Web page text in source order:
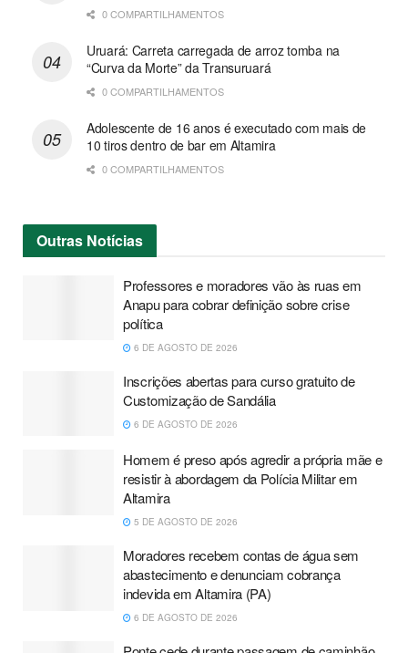
0 COMPARTILHAMENTOS
Uruará: Carreta carregada de arroz tomba na
“Curva da Morte” da Transuruará
0 COMPARTILHAMENTOS
Adolescente de 16 anos é executado com mais de
10 tiros dentro de bar em Altamira
0 COMPARTILHAMENTOS
Outras Notícias
Professores e moradores vão às ruas em
Anapu para cobrar definição sobre crise
política
6 DE AGOSTO DE 2026
Inscrições abertas para curso gratuito de
Customização de Sandália
6 DE AGOSTO DE 2026
Homem é preso após agredir a própria mãe e
resistir à abordagem da Polícia Militar em
Altamira
5 DE AGOSTO DE 2026
Moradores recebem contas de água sem
abastecimento e denunciam cobrança
indevida em Altamira (PA)
6 DE AGOSTO DE 2026